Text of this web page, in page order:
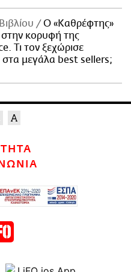
Ο «Καθρέφτης»
κορυφή της
Τι τον ξεχώρισε
μεγάλα best sellers;